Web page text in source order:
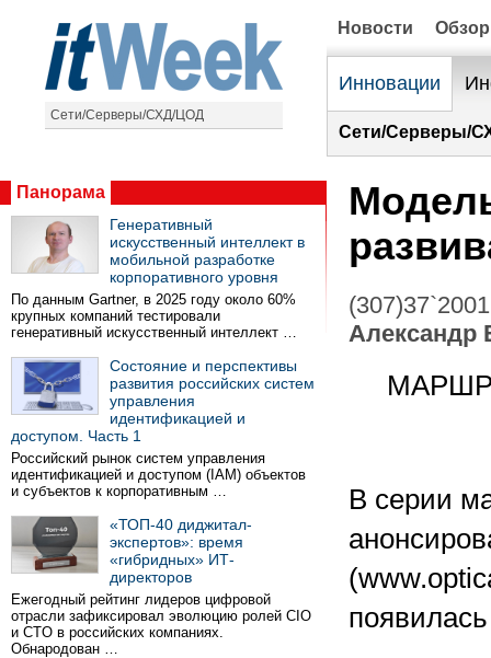
Сети/Серверы/СХД/ЦОД
Новости
Инновации
Сети/Серверы/
Панорама
Генеративный
искусственный интеллект в
мобильной разработке
корпоративного уровня
По данным Gartner, в 2025 году около 60%
крупных компаний тестировали
генеративный искусственный интеллект …
Состояние и перспективы
развития российских систем
управления
идентификацией и
доступом. Часть 1
Российский рынок систем управления
идентификацией и доступом (IAM) объектов
и субъектов к корпоративным …
«ТОП-40 диджитал-
экспертов»: время
«гибридных» ИТ-
директоров
Ежегодный рейтинг лидеров цифровой
отрасли зафиксировал эволюцию ролей CIO
и CTO в российских компаниях.
Обнародован …
(307)37`2001
Александр
В серии